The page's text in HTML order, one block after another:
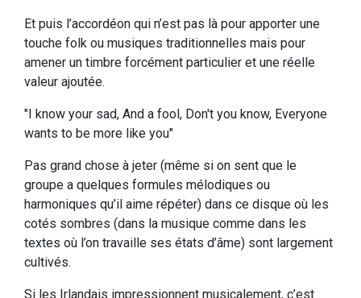
Et puis l’accordéon qui n’est pas là pour apporter une
touche folk ou musiques traditionnelles mais pour
amener un timbre forcément particulier et une réelle
valeur ajoutée.
"I know your sad, And a fool, Don't you know, Everyone
wants to be more like you"
Pas grand chose à jeter (même si on sent que le
groupe a quelques formules mélodiques ou
harmoniques qu’il aime répéter) dans ce disque où les
cotés sombres (dans la musique comme dans les
textes où l’on travaille ses états d’âme) sont largement
cultivés.
Si les Irlandais impressionnent musicalement, c’est